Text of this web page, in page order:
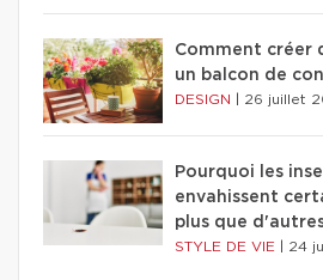
Comment créer
un balcon de
DESIGN 26 juillet
Pourquoi les
envahissent
plus que
STYLE DE VIE 24